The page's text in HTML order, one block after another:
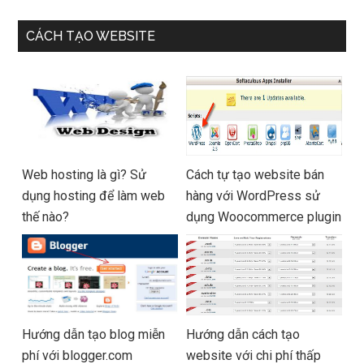
CÁCH TẠO WEBSITE
Web hosting là gì? Sử
dụng hosting để làm web
thế nào?
Cách tự tạo website bán
hàng với WordPress sử
dụng Woocommerce plugin
Hướng dẫn tạo blog miễn
phí với blogger.com
Hướng dẫn cách tạo
website với chi phí thấp